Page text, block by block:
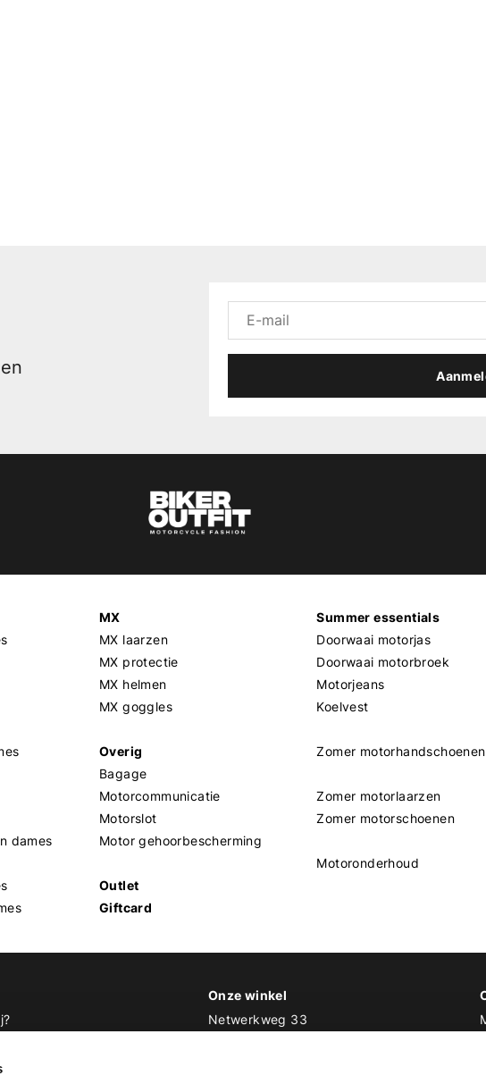
dames
MX
MX laarzen
MX protectie
MX helmen
MX goggles
Overig
Bagage
Motorcommunicatie
Motorslot
Motor gehoorbescherming
Outlet
Giftcard
Summer essentials
Doorwaai motorjas
Doorwaai motorbroek
Motorjeans
Koelvest
Zomer motorhandschoenen
Zomer motorlaarzen
Zomer motorschoenen
Motoronderhoud
Outfit
Onze winkel
Netwerkweg 33